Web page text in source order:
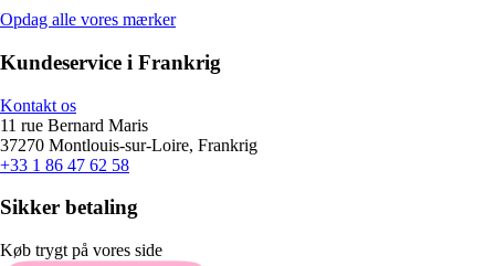
Opdag alle vores mærker
Kundeservice i Frankrig
Kontakt os
11 rue Bernard Maris
37270 Montlouis-sur-Loire, Frankrig
+33 1 86 47 62 58
Sikker betaling
Køb trygt på vores side